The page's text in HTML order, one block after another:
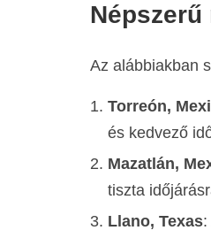
Az alábbiakban
Torreón,
és kedvező
Mazatlán,
tiszta
Llano, Texas